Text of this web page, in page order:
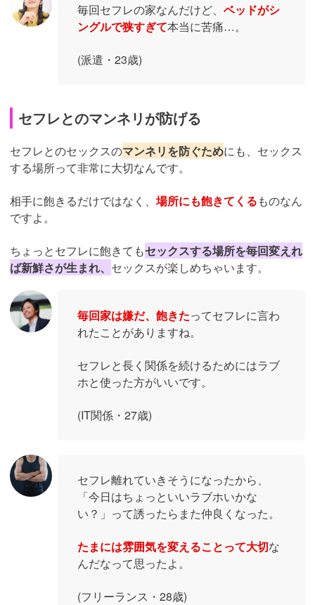
毎回セフレの家なんだけど、 ベッドがシ
ングルで狭すぎて本当に苦痛…。
(派遣・23歳)
セフレとのマンネリが防げる
セフレとのセックスのマンネリを防ぐためにも、セックス
する場所って非常に大切なんです。
相手に飽きるだけではなく、 場所にも飽きてくるものなん
ですよ。
ちょっとセフレに飽きてもセックスする場所を毎回変えれ
ば新鮮さが生まれ、 セックスが楽しめちゃいます。
毎回家は嫌だ、飽きたってセフレに言わ
れたことがありますね。
セフレと長く関係を続けるためにはラブ
ホと使った方がいいです。
(IT関係・27歳)
セフレ離れていきそうになったから、
「今日はちょっといいラブホいかな
い？」って誘ったらまた仲良くなった。
たまには雰囲気を変えることって大切な
んだなって思ったよ。
(フリーランス・28歳)